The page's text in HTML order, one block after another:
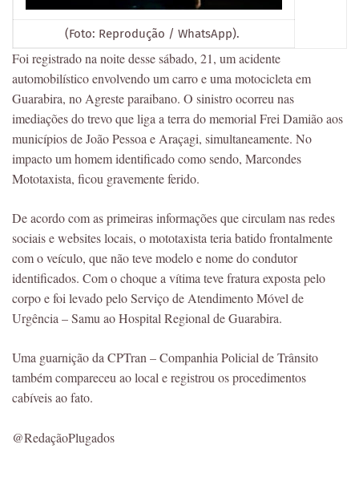
(Foto: Reprodução / WhatsApp).
Foi registrado na noite desse sábado, 21, um acidente
automobilístico envolvendo um carro e uma motocicleta em
Guarabira, no Agreste paraibano. O sinistro ocorreu nas
imediações do trevo que liga a terra do memorial Frei Damião aos
municípios de João Pessoa e Araçagi, simultaneamente. No
impacto um homem identificado como sendo, Marcondes
Mototaxista, ficou gravemente ferido.
De acordo com as primeiras informações que circulam nas redes
sociais e websites locais, o mototaxista teria batido frontalmente
com o veículo, que não teve modelo e nome do condutor
identificados. Com o choque a vítima teve fratura exposta pelo
corpo e foi levado pelo Serviço de Atendimento Móvel de
Urgência – Samu ao Hospital Regional de Guarabira.
Uma guarnição da CPTran – Companhia Policial de Trânsito
também compareceu ao local e registrou os procedimentos
cabíveis ao fato.
@RedaçãoPlugados